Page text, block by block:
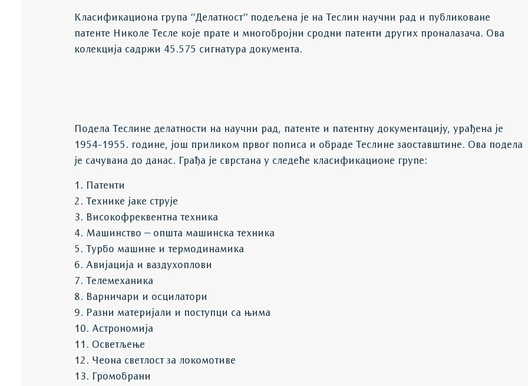
Класификациона група ’’Делатност’’ подељена је на Теслин научни рад и публиковане
патенте Николе Тесле које прате и многобројни сродни патенти других проналазача. Ова
колекција садржи 45.575 сигнатура документа.
Подела Теслине делатности на научни рад, патенте и патентну документацију, урађена је
1954-1955. године, још приликом првог пописа и обраде Теслине заоставштине. Ова подела
је сачувана до данас. Грађа је сврстана у следеће класификационе групе:
1. Патенти
2. Технике јаке струје
3. Високофреквентна техника
4. Машинство – општа машинска техника
5. Турбо машине и термодинамика
6. Авијација и ваздухоплови
7. Телемеханика
8. Варничари и осцилатори
9. Разни материјали и поступци са њима
10. Астрономија
11. Осветљење
12. Чеона светлост за локомотиве
13. Громобрани